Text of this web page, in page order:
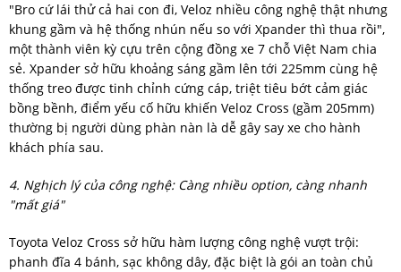
"Bro cứ lái thử cả hai con đi, Veloz nhiều công nghệ thật nhưng
khung gầm và hệ thống nhún nếu so với Xpander thì thua rồi",
một thành viên kỳ cựu trên cộng đồng xe 7 chỗ Việt Nam chia
sẻ. Xpander sở hữu khoảng sáng gầm lên tới 225mm cùng hệ
thống treo được tinh chỉnh cứng cáp, triệt tiêu bớt cảm giác
bồng bềnh, điểm yếu cố hữu khiến Veloz Cross (gầm 205mm)
thường bị người dùng phàn nàn là dễ gây say xe cho hành
khách phía sau.
4. Nghịch lý của công nghệ: Càng nhiều option, càng nhanh
"mất giá"
Toyota Veloz Cross sở hữu hàm lượng công nghệ vượt trội:
phanh đĩa 4 bánh, sạc không dây, đặc biệt là gói an toàn chủ